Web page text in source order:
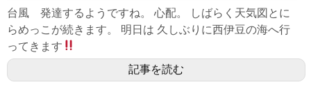
台風 発達するようですね。 心配。 しばらく天気図とに
らめっこが続きます。 明日は 久しぶりに西伊豆の海へ行
ってきます
記事を読む